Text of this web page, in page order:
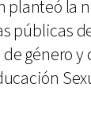
planteó la
públicas
género y